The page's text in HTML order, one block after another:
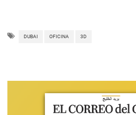
DUBAI OFICINA 3D